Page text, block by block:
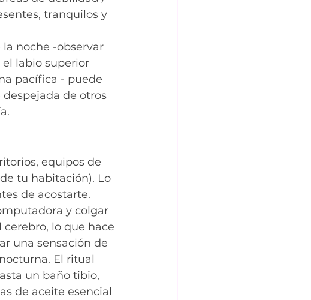
tranquilos y
noche -observar
labio superior
pacífica - puede
de otros
equipos de
tu habitación). Lo
de acostarte.
y colgar
lo que hace
una sensación de
El ritual
un baño tibio,
de aceite esencial